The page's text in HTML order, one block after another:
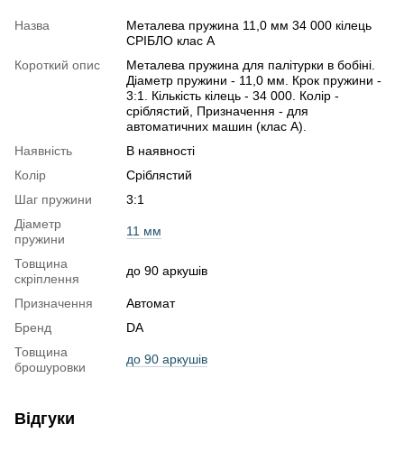
Назва
Металева пружина 11,0 мм 34 000 кілець
СРІБЛО клас А
Короткий опис
Металева пружина для палітурки в бобіні.
Діаметр пружини - 11,0 мм. Крок пружини -
3:1. Кількість кілець - 34 000. Колір -
сріблястий, Призначення - для
автоматичних машин (клас А).
Наявність
В наявності
Колір
Сріблястий
Шаг пружини
3:1
Діаметр
пружини
11 мм
Товщина
скріплення
до 90 аркушів
Призначення
Автомат
Бренд
DA
Товщина
брошуровки
до 90 аркушів
Відгуки